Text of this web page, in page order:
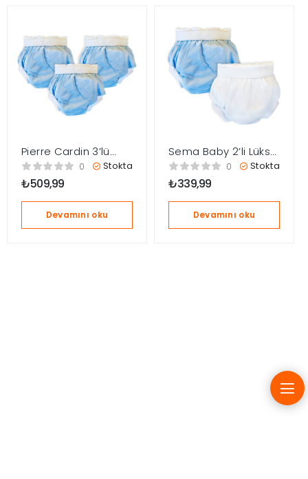
Pierre Cardin 3’lü
Alıştırma Külodu 10-
15kg – Mavi
0 Stokta
₺509,99
Devamını oku
Sema Baby 2’li Lüks
Alıştırma Külodu 10-
15 kg – Beyaz/Mavi
0 Stokta
₺339,99
Devamını oku